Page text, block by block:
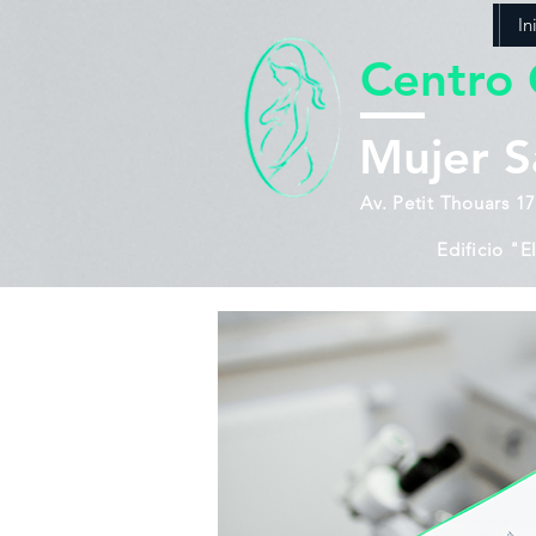
Centro
Mujer
Av. Petit Thouars
Edificio